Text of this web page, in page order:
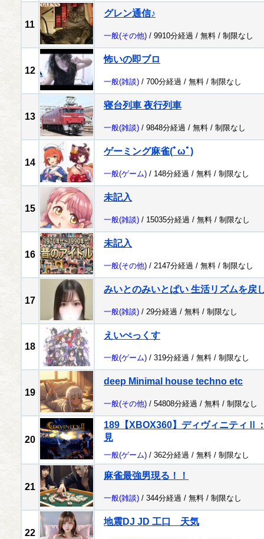
11
グレン通信♪
一般(その他) / 9910分経過 / 無料 / 制限なし
12
怖いの即ブロ
一般(雑談) / 700分経過 / 無料 / 制限なし
13
寝台列車 夜行列車
一般(雑談) / 9848分経過 / 無料 / 制限なし
14
ゲーミング麻雀(ﾟωﾟ)
一般(ゲーム) / 148分経過 / 無料 / 制限なし
15
未記入
一般(雑談) / 15035分経過 / 無料 / 制限なし
16
未記入
一般(その他) / 2147分経過 / 無料 / 制限なし
17
みいとのみいとぱい 生活リズムを戻
一般(雑談) / 29分経過 / 無料 / 制限なし
18
えいぺっくす
一般(ゲーム) / 319分経過 / 無料 / 制限なし
19
deep Minimal house techno etc
一般(その他) / 54808分経過 / 無料 / 制限なし
20
189【XBOX360】ディヴィニティⅡ
見
一般(ゲーム) / 362分経過 / 無料 / 制限なし
21
麻雀最強男現る！！
一般(雑談) / 344分経過 / 無料 / 制限なし
22
地震DJ JD 工口 天気